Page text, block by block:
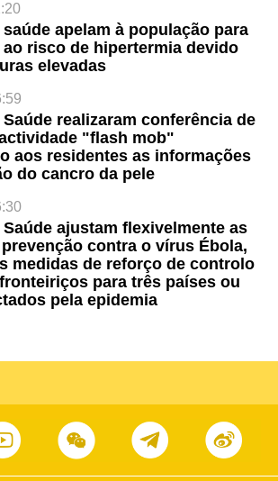
apelam à população para
risco de hipertermia devido
elevadas
realizaram conferência de
"flash mob"
aos residentes as informações
do cancro da pele
ajustam flexivelmente as
contra o vírus Ébola,
medidas de reforço de controlo
para três países ou
pela epidemia